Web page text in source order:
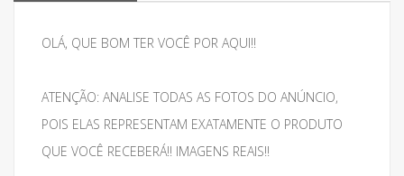
OLÁ, QUE BOM TER VOCÊ POR AQUI!!
ATENÇÃO: ANALISE TODAS AS FOTOS DO ANÚNCIO,
POIS ELAS REPRESENTAM EXATAMENTE O PRODUTO
QUE VOCÊ RECEBERÁ!! IMAGENS REAIS!!